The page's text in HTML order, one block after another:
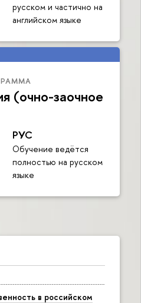
русском и частично на
английском языке
(очно-заочное
РУС
Обучение ведётся
полностью на русском
языке
в российском